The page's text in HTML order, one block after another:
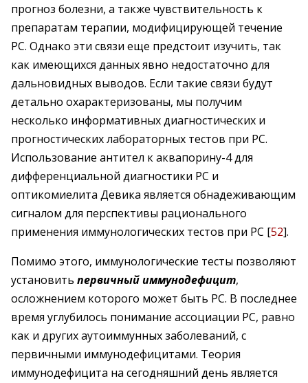
прогноз болезни, а также чувствительность к
препаратам терапии, модифицирующей течение
РС. Однако эти связи еще предстоит изучить, так
как имеющихся данных явно недостаточно для
дальновидных выводов. Если такие связи будут
детально охарактеризованы, мы получим
несколько информативных диагностических и
прогностических лабораторных тестов при РС.
Использование антител к аквапорину-4 для
дифференциальной диагностики РС и
оптикомиелита Девика является обнадеживающим
сигналом для перспективы рационального
применения иммунологических тестов при РС [52].
Помимо этого, иммунологические тесты позволяют
установить первичный иммунодефицит,
осложнением которого может быть РС. В последнее
время углубилось понимание ассоциации РС, равно
как и других аутоиммунных заболеваний, с
первичными иммунодефицитами. Теория
иммунодефицита на сегодняшний день является